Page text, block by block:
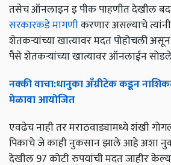
तसेच ऑनलाइन इ पीक पाहणीत देखील
सरकारकडे मागणीकरणार असल्याचे त्यांनी
शेतकऱ्यांच्या खात्यावर मदत पोहोचली असून
पैसे शेतकऱ्यांच्या खात्यावर ऑनलाईन
नक्कीवाचा:धानुकाअँग्रीटेककडून
मेळावाआयोजित
एवढेच नाही तर मराठवाड्यामध्ये शंखी
पिकाचे जे काही नुकसान झाले आहे अशा
देखील 97 कोटी रुपयांची मदत जाहीर